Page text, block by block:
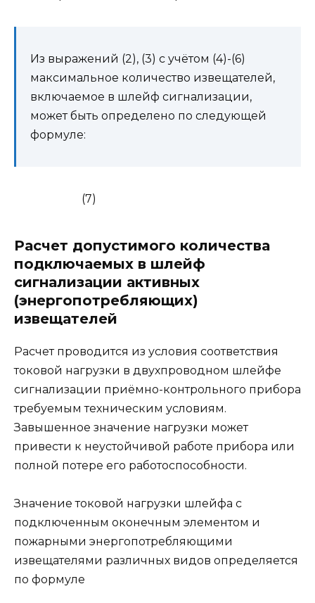
Из выражений (2), (3) с учётом (4)-(6)
максимальное количество извещателей,
включаемое в шлейф сигнализации,
может быть определено по следующей
формуле:
(7)
Расчет допустимого количества
подключаемых в шлейф
сигнализации активных
(энергопотребляющих)
извещателей
Расчет проводится из условия соответствия
токовой нагрузки в двухпроводном шлейфе
сигнализации приёмно-контрольного прибора
требуемым техническим условиям.
Завышенное значение нагрузки может
привести к неустойчивой работе прибора или
полной потере его работоспособности.
Значение токовой нагрузки шлейфа с
подключенным оконечным элементом и
пожарными энергопотребляющими
извещателями различных видов определяется
по формуле